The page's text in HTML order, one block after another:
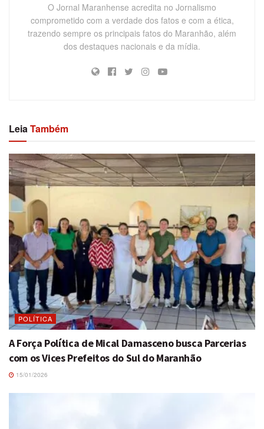
O Jornal Maranhense acredita no Jornalismo
comprometido com a verdade dos fatos e com a ética,
trazendo sempre os principais fatos do Maranhão, além
dos destaques nacionais e da mídia.
LeiaTambém
POLÍTICA
A Força Política de Mical Damasceno busca Parcerias
com os Vices Prefeitos do Sul do Maranhão
15/01/2026